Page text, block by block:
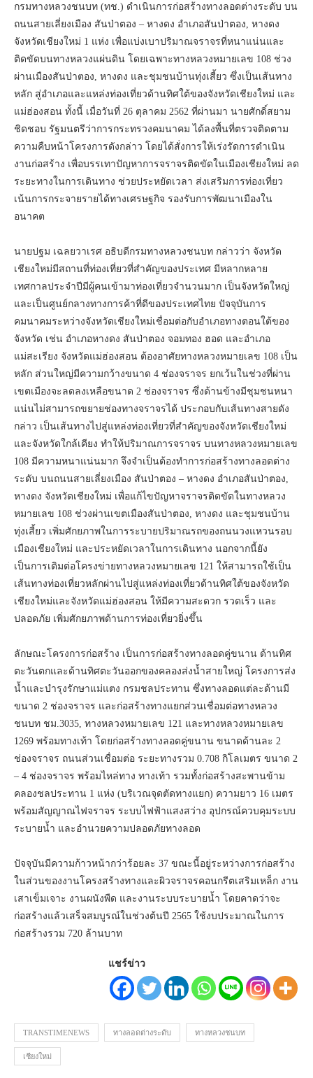
กรมทางหลวงชนบท (ทช.) ดำเนินการก่อสร้างทางลอดต่างระดับ บน
ถนนสายเลี่ยงเมือง สันป่าตอง – หางดง อำเภอสันป่าตอง, หางดง
จังหวัดเชียงใหม่ 1 แห่ง เพื่อแบ่งเบาปริมาณจราจรที่หนาแน่นและ
ติดขัดบนทางหลวงแผ่นดิน โดยเฉพาะทางหลวงหมายเลข 108 ช่วง
ผ่านเมืองสันป่าตอง, หางดง และชุมชนบ้านทุ่งเสี้ยว ซึ่งเป็นเส้นทาง
หลัก สู่อำเภอและแหล่งท่องเที่ยวด้านทิศใต้ของจังหวัดเชียงใหม่ และ
แม่ฮ่องสอน ทั้งนี้ เมื่อวันที่ 26 ตุลาคม 2562 ที่ผ่านมา นายศักดิ์สยาม
ชิดชอบ รัฐมนตรีว่าการกระทรวงคมนาคม ได้ลงพื้นที่ตรวจติดตาม
ความคืบหน้าโครงการดังกล่าว โดยได้สั่งการให้เร่งรัดการดำเนิน
งานก่อสร้าง เพื่อบรรเทาปัญหาการจราจรติดขัดในเมืองเชียงใหม่ ลด
ระยะทางในการเดินทาง ช่วยประหยัดเวลา ส่งเสริมการท่องเที่ยว
เน้นการกระจายรายได้ทางเศรษฐกิจ รองรับการพัฒนาเมืองใน
อนาคต
นายปฐม เฉลยวาเรศ อธิบดีกรมทางหลวงชนบท กล่าวว่า จังหวัด
เชียงใหม่มีสถานที่ท่องเที่ยวที่สำคัญของประเทศ มีหลากหลาย
เทศกาลประจำปีมีผู้คนเข้ามาท่องเที่ยวจำนวนมาก เป็นจังหวัดใหญ่
และเป็นศูนย์กลางทางการค้าที่ดีของประเทศไทย ปัจจุบันการ
คมนาคมระหว่างจังหวัดเชียงใหม่เชื่อมต่อกับอำเภอทางตอนใต้ของ
จังหวัด เช่น อำเภอหางดง สันป่าตอง จอมทอง ฮอด และอำเภอ
แม่สะเรียง จังหวัดแม่ฮ่องสอน ต้องอาศัยทางหลวงหมายเลข 108 เป็น
หลัก ส่วนใหญ่มีความกว้างขนาด 4 ช่องจราจร ยกเว้นในช่วงที่ผ่าน
เขตเมืองจะลดลงเหลือขนาด 2 ช่องจราจร ซึ่งด้านข้างมีชุมชนหนา
แน่นไม่สามารถขยายช่องทางจราจรได้ ประกอบกับเส้นทางสายดัง
กล่าว เป็นเส้นทางไปสู่แหล่งท่องเที่ยวที่สำคัญของจังหวัดเชียงใหม่
และจังหวัดใกล้เคียง ทำให้ปริมาณการจราจร บนทางหลวงหมายเลข
108 มีความหนาแน่นมาก จึงจำเป็นต้องทำการก่อสร้างทางลอดต่าง
ระดับ บนถนนสายเลี่ยงเมือง สันป่าตอง – หางดง อำเภอสันป่าตอง,
หางดง จังหวัดเชียงใหม่ เพื่อแก้ไขปัญหาจราจรติดขัดในทางหลวง
หมายเลข 108 ช่วงผ่านเขตเมืองสันป่าตอง, หางดง และชุมชนบ้าน
ทุ่งเสี้ยว เพิ่มศักยภาพในการระบายปริมาณรถของถนนวงแหวนรอบ
เมืองเชียงใหม่ และประหยัดเวลาในการเดินทาง นอกจากนี้ยัง
เป็นการเติมต่อโครงข่ายทางหลวงหมายเลข 121 ให้สามารถใช้เป็น
เส้นทางท่องเที่ยวหลักผ่านไปสู่แหล่งท่องเที่ยวด้านทิศใต้ของจังหวัด
เชียงใหม่และจังหวัดแม่ฮ่องสอน ให้มีความสะดวก รวดเร็ว และ
ปลอดภัย เพิ่มศักยภาพด้านการท่องเที่ยวยิ่งขึ้น
ลักษณะโครงการก่อสร้าง เป็นการก่อสร้างทางลอดคู่ขนาน ด้านทิศ
ตะวันตกและด้านทิศตะวันออกของคลองส่งน้ำสายใหญ่ โครงการส่ง
น้ำและบำรุงรักษาแม่แตง กรมชลประทาน ซึ่งทางลอดแต่ละด้านมี
ขนาด 2 ช่องจราจร และก่อสร้างทางแยกส่วนเชื่อมต่อทางหลวง
ชนบท ชม.3035, ทางหลวงหมายเลข 121 และทางหลวงหมายเลข
1269 พร้อมทางเท้า โดยก่อสร้างทางลอดคู่ขนาน ขนาดด้านละ 2
ช่องจราจร ถนนส่วนเชื่อมต่อ ระยะทางรวม 0.708 กิโลเมตร ขนาด 2
– 4 ช่องจราจร พร้อมไหล่ทาง ทางเท้า รวมทั้งก่อสร้างสะพานข้าม
คลองชลประทาน 1 แห่ง (บริเวณจุดตัดทางแยก) ความยาว 16 เมตร
พร้อมสัญญาณไฟจราจร ระบบไฟฟ้าแสงสว่าง อุปกรณ์ควบคุมระบบ
ระบายน้ำ และอำนวยความปลอดภัยทางลอด
ปัจจุบันมีความก้าวหน้ากว่าร้อยละ 37 ขณะนี้อยู่ระหว่างการก่อสร้าง
ในส่วนของงานโครงสร้างทางและผิวจราจรคอนกรีตเสริมเหล็ก งาน
เสาเข็มเจาะ งานผนังพืด และงานระบบระบายน้ำ โดยคาดว่าจะ
ก่อสร้างแล้วเสร็จสมบูรณ์ในช่วงต้นปี 2565 ใช้งบประมาณในการ
ก่อสร้างรวม 720 ล้านบาท
แชร์ข่าว
TRANSTIMENEWS ทางลอดต่างระดับ ทางหลวงชนบท
เชียงใหม่